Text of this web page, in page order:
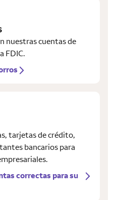
nuestras cuentas de
FDIC.
tarjetas de crédito,
bancarios para
correctas para su